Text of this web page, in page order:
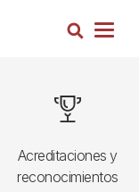
Busca
Acreditaciones y
reconocimientos
Image